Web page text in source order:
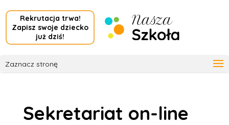
Rekrutacja trwa!
Zapisz swoje dziecko
już dziś!
Zaznacz stronę
Sekretariat on-line